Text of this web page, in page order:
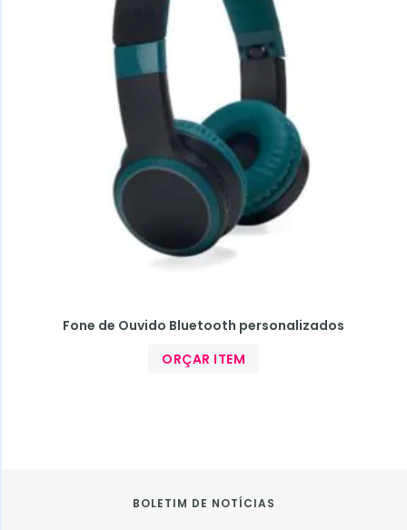
Fone de Ouvido Bluetooth personalizados
ORÇAR ITEM
BOLETIM DE NOTÍCIAS